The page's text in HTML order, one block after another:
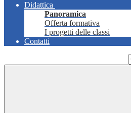
Didattica
Panoramica
Offerta formativa
I progetti delle classi
Contatti